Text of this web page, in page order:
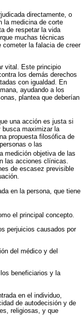
directamente, o
la medicina de corte
de respetar la vida
muchas técnicas
cometer la falacia de creer
vital. Este principio
los demás derechos
con igualdad. En
ayudando a los
plantea que deberían
una acción es justa si
busca maximizar la
propuesta filosófica de
o las
medición objetiva de las
las acciones clínicas.
de escasez previsible
en la persona, que tiene
el principal concepto.
perjuicios causados por
del médico y del
beneficiarios y la
en el individuo,
de autodecisión y de
religiosas, y que